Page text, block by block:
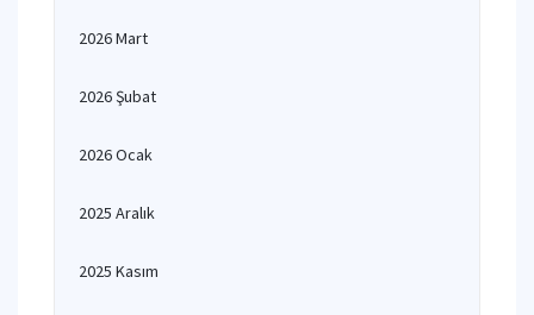
2026 Mart
2026 Şubat
2026 Ocak
2025 Aralık
2025 Kasım